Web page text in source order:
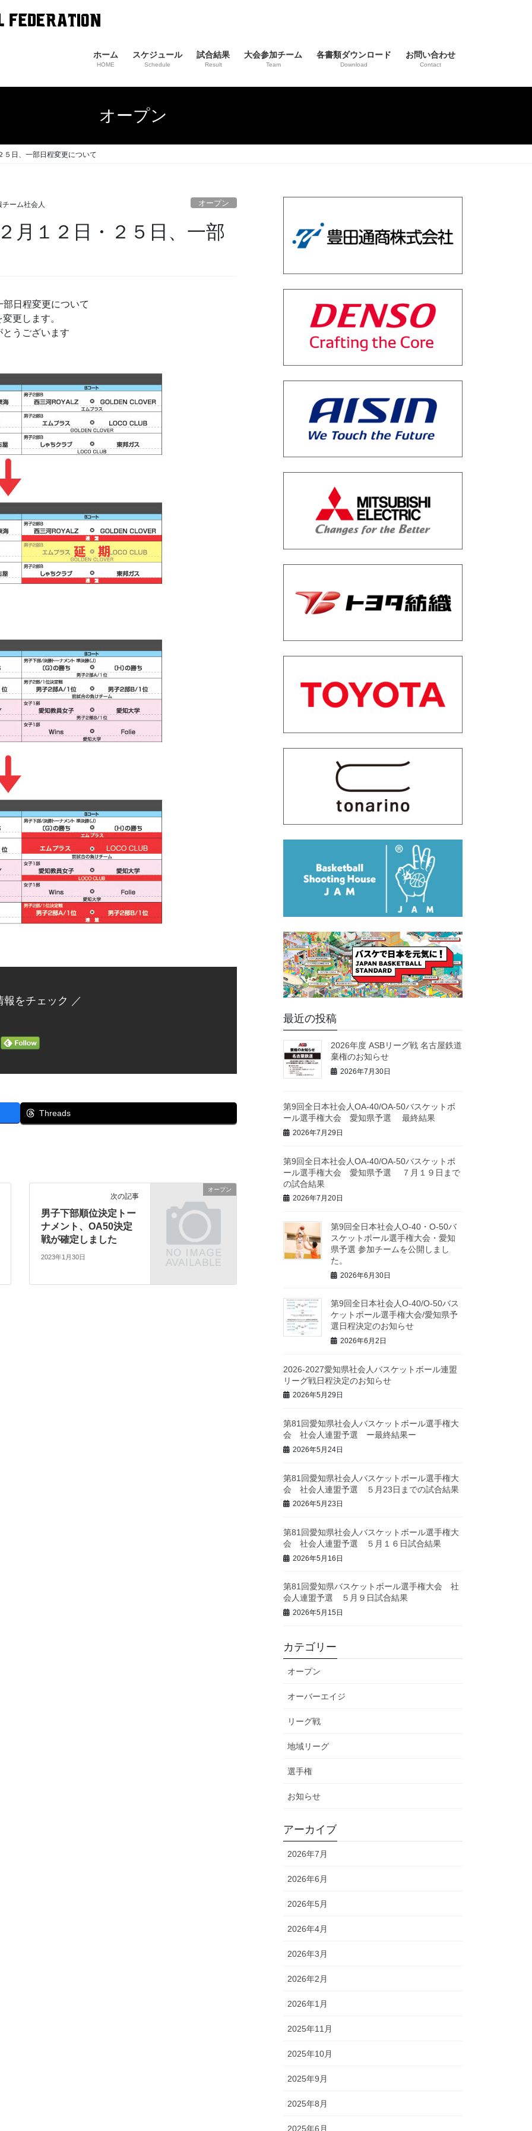
ホーム
HOME
スケジュール
Schedule
試合結果
Result
大会参加チーム
Team
各書類ダウンロード
Download
お問い合わせ
Contact
オープン
日、一部日程変更について
チーム社会人 オープン
月１２日・２５日、一部
日程変更について
更します。
うございます
報をチェック ／
Threads
オープン
次の記事
男子下部順位決定トー
ナメント、OA50決定
戦が確定しました
2023年1月30日
最近の投稿
2026年度 ASBリーグ戦 名古屋鉄道
棄権のお知らせ
2026年7月30日
第9回全日本社会人OA-40/OA-50バスケットボ
ール選手権大会 愛知県予選 最終結果
2026年7月29日
第9回全日本社会人OA-40/OA-50バスケットボ
ール選手権大会 愛知県予選 ７月１９日まで
の試合結果
2026年7月20日
第9回全日本社会人O-40・O-50バ
スケットボール選手権大会・愛知
県予選 参加チームを公開しまし
た。
2026年6月30日
第9回全日本社会人O-40/O-50バス
ケットボール選手権大会/愛知県予
選日程決定のお知らせ
2026年6月2日
2026-2027愛知県社会人バスケットボール連盟
リーグ戦日程決定のお知らせ
2026年5月29日
第81回愛知県社会人バスケットボール選手権大
会 社会人連盟予選 ー最終結果ー
2026年5月24日
第81回愛知県社会人バスケットボール選手権大
会 社会人連盟予選 ５月23日までの試合結果
2026年5月23日
第81回愛知県社会人バスケットボール選手権大
会 社会人連盟予選 ５月１６日試合結果
2026年5月16日
第81回愛知県バスケットボール選手権大会 社
会人連盟予選 ５月９日試合結果
2026年5月15日
カテゴリー
オープン
オーバーエイジ
リーグ戦
地域リーグ
選手権
お知らせ
アーカイブ
2026年7月
2026年6月
2026年5月
2026年4月
2026年3月
2026年2月
2026年1月
2025年11月
2025年10月
2025年9月
2025年8月
2025年6月